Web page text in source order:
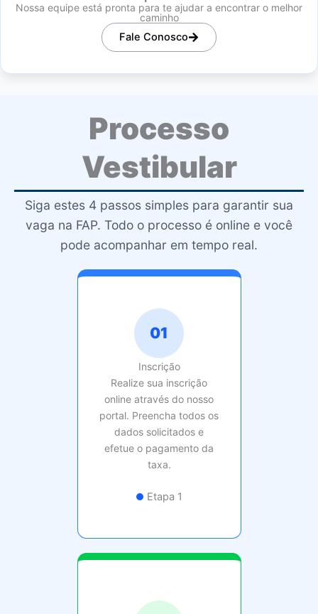
Nossa equipe está pronta para te ajudar a encontrar o melhor
caminho
Fale Conosco
Processo
Vestibular
Siga estes 4 passos simples para garantir sua
vaga na FAP. Todo o processo é online e você
pode acompanhar em tempo real.
01
Inscrição
Realize sua inscrição
online através do nosso
portal. Preencha todos os
dados solicitados e
efetue o pagamento da
taxa.
Etapa 1